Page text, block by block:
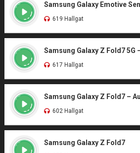
Samsung Galaxy Emotive
619 Hallgat
Samsung Galaxy Z Fold7 5G
617 Hallgat
Samsung Galaxy Z Fold7 –
602 Hallgat
Samsung Galaxy Z Fold7